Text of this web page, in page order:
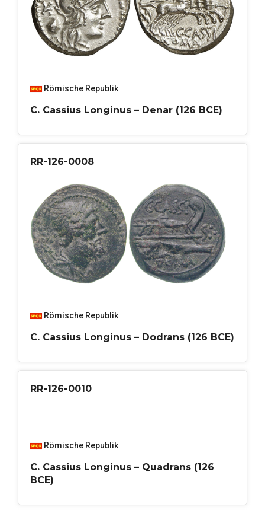
Römische Republik
C. Cassius Longinus – Denar (126 BCE)
RR-126-0008
Römische Republik
C. Cassius Longinus – Dodrans (126 BCE)
RR-126-0010
Römische Republik
C. Cassius Longinus – Quadrans (126
BCE)